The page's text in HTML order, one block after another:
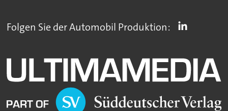
Folgen Sie der Automobil Produktion: